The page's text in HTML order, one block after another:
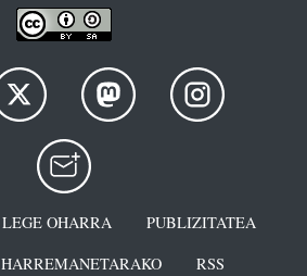
LEGE OHARRA
PUBLIZITATEA
HARREMANETARAKO RSS